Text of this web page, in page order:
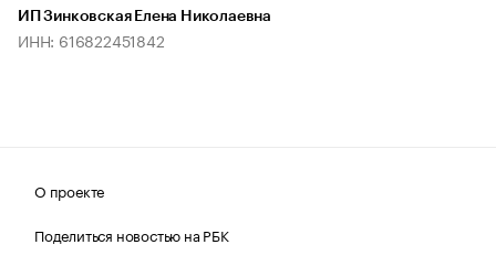
ИП Зинковская Елена Николаевна
ИНН: 616822451842
О проекте
Поделиться новостью на РБК